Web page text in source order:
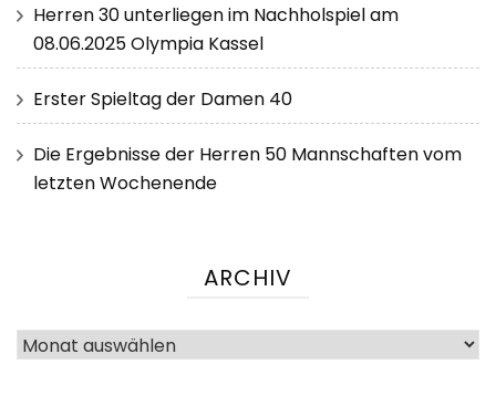
Herren 30 unterliegen im Nachholspiel am
08.06.2025 Olympia Kassel
Erster Spieltag der Damen 40
Die Ergebnisse der Herren 50 Mannschaften vom
letzten Wochenende
ARCHIV
Archiv